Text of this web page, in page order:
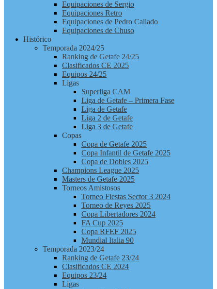
Equipaciones de Sergio
Equipaciones Retro
Equipaciones de Pedro Callado
Equipaciones de Chuso
Histórico
Temporada 2024/25
Ranking de Getafe 24/25
Clasificados CE 2025
Equipos 24/25
Ligas
Superliga CAM
Liga de Getafe – Primera Fase
Liga de Getafe
Liga 2 de Getafe
Liga 3 de Getafe
Copas
Copa de Getafe 2025
Copa Infantil de Getafe 2025
Copa de Dobles 2025
Champions League 2025
Masters de Getafe 2025
Torneos Amistosos
Torneo Fiestas Sector 3 2024
Torneo de Reyes 2025
Copa Libertadores 2024
FA Cup 2025
Copa RFEF 2025
Mundial Italia 90
Temporada 2023/24
Ranking de Getafe 23/24
Clasificados CE 2024
Equipos 23/24
Ligas